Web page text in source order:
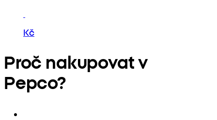
Kč
Proč nakupovat v
Pepco?